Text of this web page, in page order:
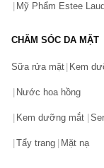
Bạn gặp vấn
Hãy báo lỗi cho
Mỹ Phẩm Estee
CHĂM SÓC DA MẶT
Sữa rửa mặt Kem
Nước hoa hồng
Kem dưỡng mắt
Tẩy trang Mặt nạ